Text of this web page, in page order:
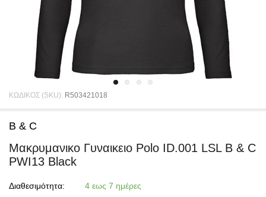
ΚΩΔΙΚΟΣ (SKU): R503421018
B & C
Μακρυμανικο Γυναικειο Polo ID.001 LSL B & C
PWI13 Black
Διαθεσιμότητα: 4 εως 7 ημέρες